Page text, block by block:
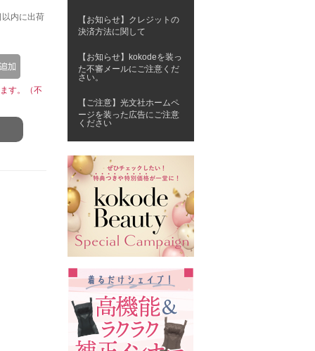
内に出荷
す。（不
【お知らせ】クレジットの
決済方法に関して
【お知らせ】kokodeを装っ
た不審メールにご注意くだ
さい。
【ご注意】光文社ホームペ
ージを装った広告にご注意
ください